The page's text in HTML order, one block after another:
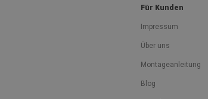
Für Kunden
Impressum
Über uns
Montageanleitung
Blog